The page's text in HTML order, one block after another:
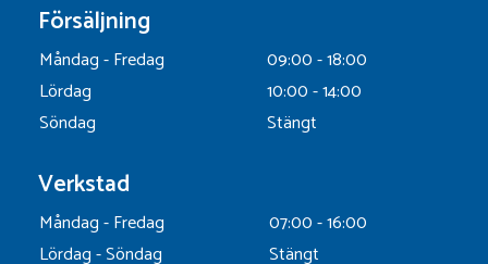
Försäljning
Måndag - Fredag
09:00 - 18:00
Lördag
10:00 - 14:00
Söndag
Stängt
Verkstad
Måndag - Fredag
07:00 - 16:00
Lördag - Söndag
Stängt